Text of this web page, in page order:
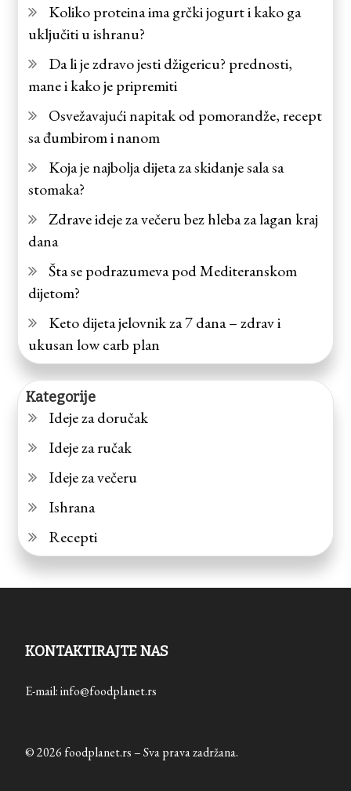
Koliko proteina ima grčki jogurt i kako ga
uključiti u ishranu?
Da li je zdravo jesti džigericu? prednosti,
mane i kako je pripremiti
Osvežavajući napitak od pomorandže, recept
sa đumbirom i nanom
Koja je najbolja dijeta za skidanje sala sa
stomaka?
Zdrave ideje za večeru bez hleba za lagan kraj
dana
Šta se podrazumeva pod Mediteranskom
dijetom?
Keto dijeta jelovnik za 7 dana – zdrav i
ukusan low carb plan
Kategorije
Ideje za doručak
Ideje za ručak
Ideje za večeru
Ishrana
Recepti
KONTAKTIRAJTE NAS
E-mail: info@foodplanet.rs
© 2026 foodplanet.rs – Sva prava zadržana.